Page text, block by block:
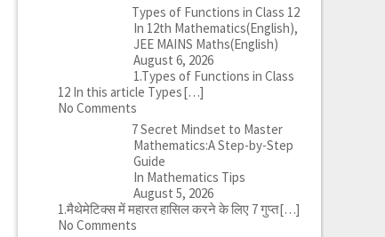
Types of Functions in Class 12
In 12th Mathematics(English),
JEE MAINS Maths(English)
August 6, 2026
1.Types of Functions in Class
12 In this article Types[…]
No Comments
7 Secret Mindset to Master
Mathematics:A Step-by-Step
Guide
In Mathematics Tips
August 5, 2026
1.मैथेमेटिक्स में महारत हासिल करने के लिए 7 गुप्त[…]
No Comments